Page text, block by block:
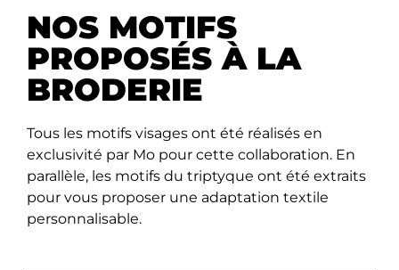
NOS MOTIFS
PROPOSÉS À LA
BRODERIE
Tous les motifs visages ont été réalisés en
exclusivité par Mo pour cette collaboration. En
parallèle, les motifs du triptyque ont été extraits
pour vous proposer une adaptation textile
personnalisable.